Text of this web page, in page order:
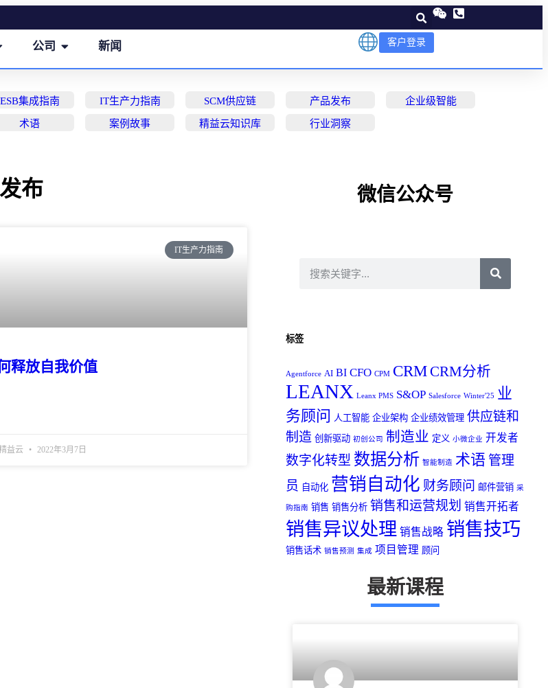
公司 新闻 客户登录
ESB集成指南 IT生产力指南 SCM供应链 产品发布 企业级智能
术语 案例故事 精益云知识库 行业洞察
布
IT生产力指南
释放自我价值
益云 2022年3月7日
微信公众号
标签
Agentforce AI BI CFO CPM CRMCRM分析
LEANX Leanx PMS S&OP Salesforce Winter'25
业
务顾问 人工智能 企业架构 企业绩效管理 供应链和
制造 创新驱动 初创公司 制造业 定义 小微企业 开发者
数字化转型 数据分析 智能制造 术语 管理
员 自动化 营销自动化 财务顾问 邮件营销 采
购指南 销售 销售分析 销售和运营规划 销售开拓者
销售异议处理 销售战略 销售技巧
销售话术 销售预测 集成 项目管理 顾问
最新课程